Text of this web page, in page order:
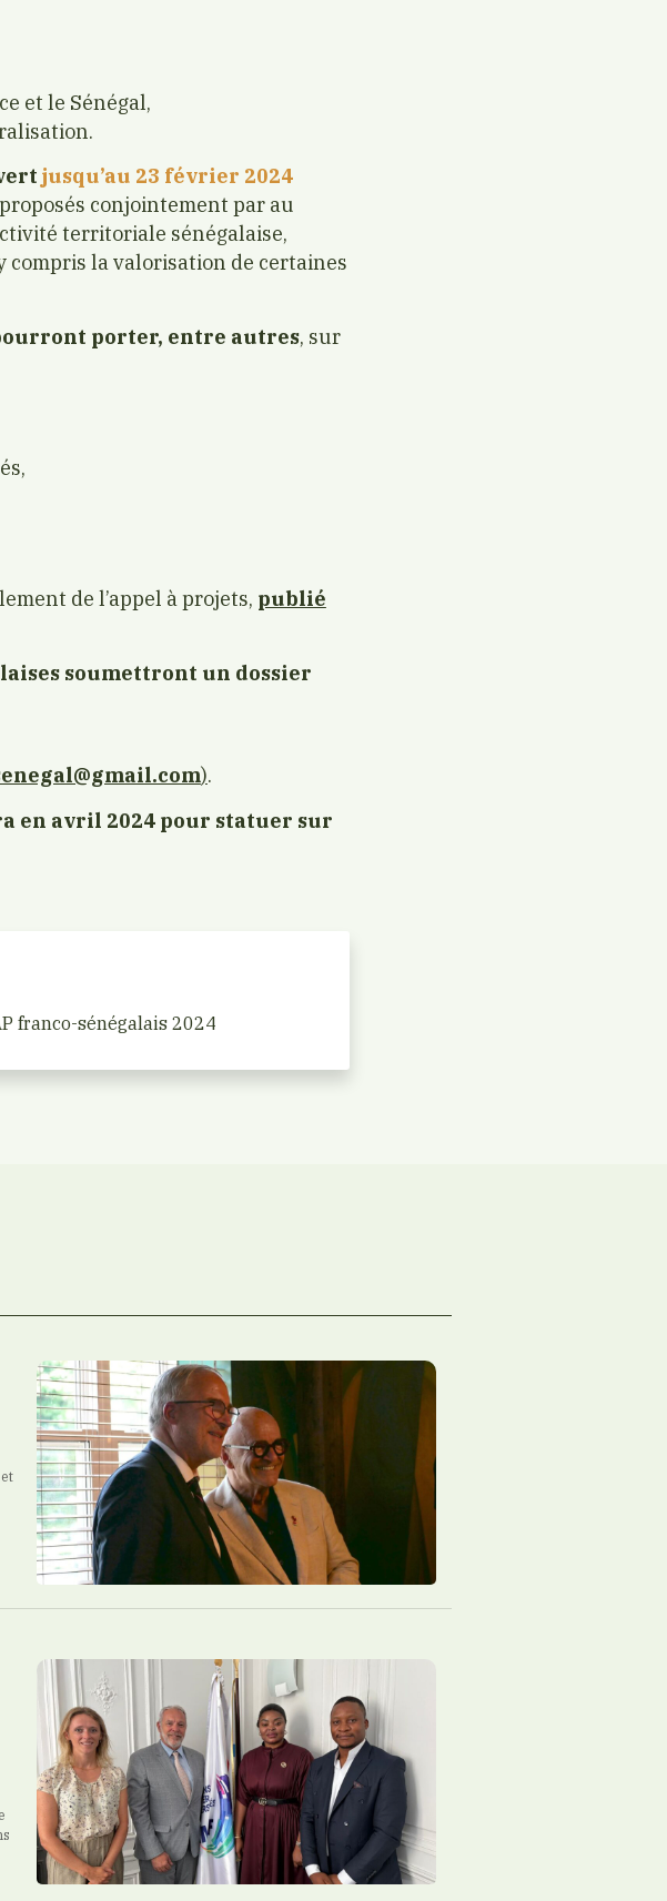
et le Sénégal,
jusqu’au 23 février 2024
conjointement par au
territoriale sénégalaise,
la valorisation de certaines
porter, entre autres, sur
de l’appel à projets, publié
soumettront un dossier
).
en avril 2024 pour statuer sur
franco-sénégalais 2024